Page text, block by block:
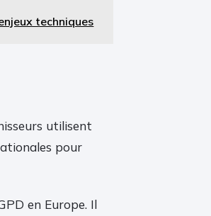
techniques
utilisent
pour
en Europe. Il